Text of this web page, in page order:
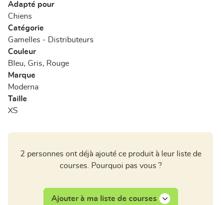
Adapté pour
Chiens
Catégorie
Gamelles - Distributeurs
Couleur
Bleu, Gris, Rouge
Marque
Moderna
Taille
XS
2 personnes ont déjà ajouté ce produit à leur liste de
courses. Pourquoi pas vous ?
Ajouter à ma liste de courses